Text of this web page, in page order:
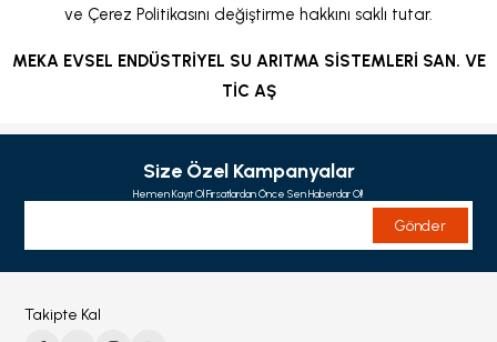
ve Çerez Politikasını değiştirme hakkını saklı tutar.
MEKA EVSEL ENDÜSTRİYEL SU ARITMA SİSTEMLERİ SAN. VE
TİC AŞ
Size Özel Kampanyalar
Hemen Kayıt Ol Fırsatlardan Önce Sen Haberdar Ol!
Gönder
Takipte Kal